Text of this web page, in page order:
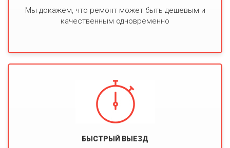
Мы докажем, что ремонт может быть дешевым и
качественным одновременно
БЫСТРЫЙ ВЫЕЗД